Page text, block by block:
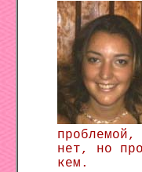
нет, но
кем.